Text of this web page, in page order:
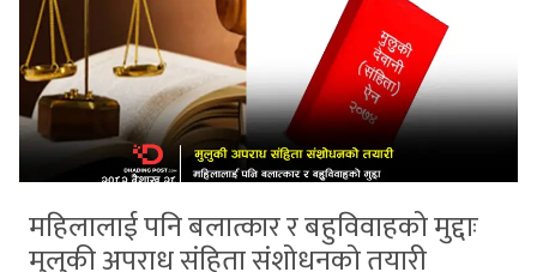
महिलालाई पनि बलात्कार र बहुविवाहको मुद्दाः
मुलुकी अपराध संहिता संशोधनको तयारी